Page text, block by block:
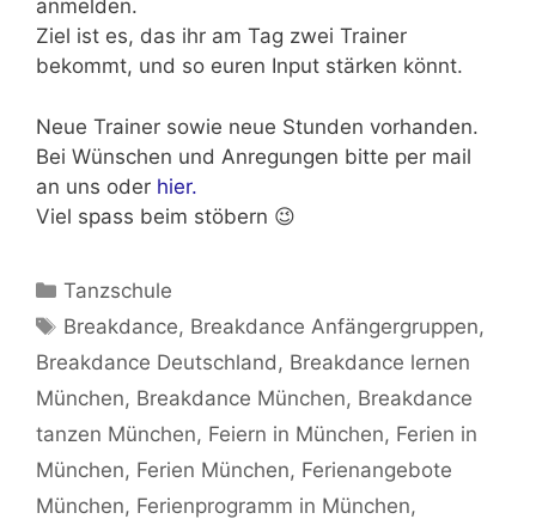
anmelden.
Ziel ist es, das ihr am Tag zwei Trainer
bekommt, und so euren Input stärken könnt.
Neue Trainer sowie neue Stunden vorhanden.
Bei Wünschen und Anregungen bitte per mail
an uns oder hier.
Viel spass beim stöbern 😉
Kategorien
Tanzschule
Schlagwörter
Breakdance, Breakdance Anfängergruppen,
Breakdance Deutschland , Breakdance lernen
München, Breakdance München, Breakdance
tanzen München, Feiern in München, Ferien in
München, Ferien München, Ferienangebote
München, Ferienprogramm in München,